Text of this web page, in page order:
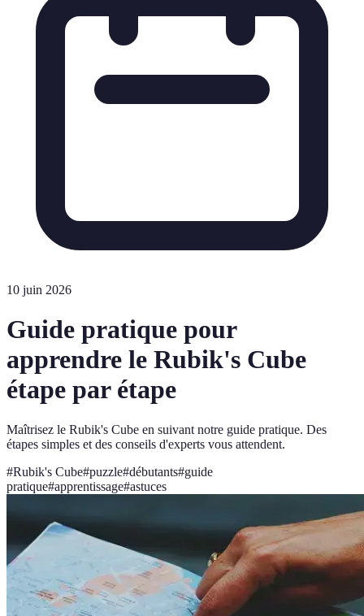
10 juin 2026
Guide pratique pour
apprendre le Rubik's Cube
étape par étape
Maîtrisez le Rubik's Cube en suivant notre guide pratique. Des
étapes simples et des conseils d'experts vous attendent.
#Rubik's Cube#puzzle#débutants#guide
pratique#apprentissage#astuces